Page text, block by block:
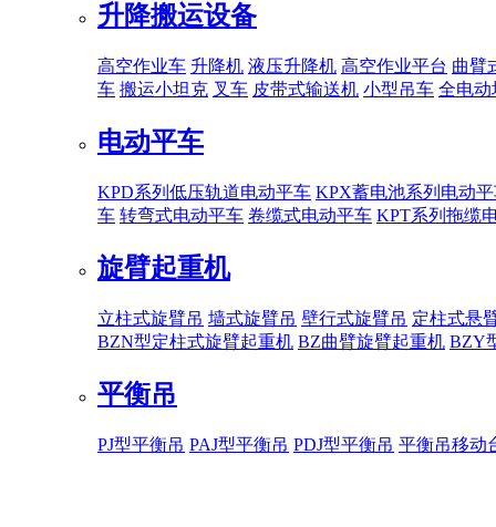
升降搬运设备
高空作业车 升降机 液压升降机 高空作业平台 曲臂
车 搬运小坦克 叉车 皮带式输送机 小型吊车 全电动
电动平车
KPD系列低压轨道电动平车 KPX蓄电池系列电动
车 转弯式电动平车 卷缆式电动平车 KPT系列拖缆
旋臂起重机
立柱式旋臂吊 墙式旋臂吊 壁行式旋臂吊 定柱式悬
BZN型定柱式旋臂起重机 BZ曲臂旋臂起重机 BZY
平衡吊
PJ型平衡吊 PAJ型平衡吊 PDJ型平衡吊 平衡吊移动